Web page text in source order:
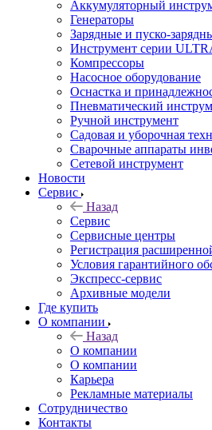
Аккумуляторный
Генераторы
Зарядные и пуско-
Инструмент серии
Компрессоры
Насосное оборудование
Оснастка и
Пневматический
Ручной инструмент
Садовая и уборочная
Сварочные аппараты
Сетевой инструмент
Новости
Сервис
Назад
Сервис
Сервисные центры
Регистрация
Условия гарантийного
Экспресс-сервис
Архивные модели
Где купить
О компании
Назад
О компании
О компании
Карьера
Рекламные материалы
Сотрудничество
Контакты